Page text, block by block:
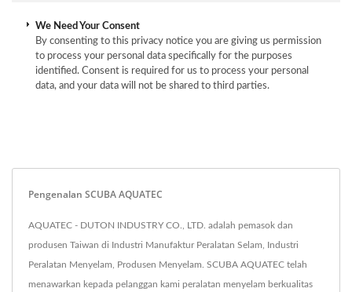
We Need Your Consent
By consenting to this privacy notice you are giving us permission
to process your personal data specifically for the purposes
identified. Consent is required for us to process your personal
data, and your data will not be shared to third parties.
Pengenalan SCUBA AQUATEC
AQUATEC - DUTON INDUSTRY CO., LTD. adalah pemasok dan
produsen Taiwan di Industri Manufaktur Peralatan Selam, Industri
Peralatan Menyelam, Produsen Menyelam. SCUBA AQUATEC telah
menawarkan kepada pelanggan kami peralatan menyelam berkualitas